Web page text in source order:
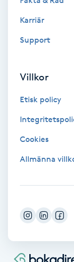
Eyeliner-tatuering
Face framing
Faceliftmassage
Fettreducering
Fibromassage
Fillers
Fotmassage
Karriär
Support
Villkor
Etisk policy
Cookies
Allmänna